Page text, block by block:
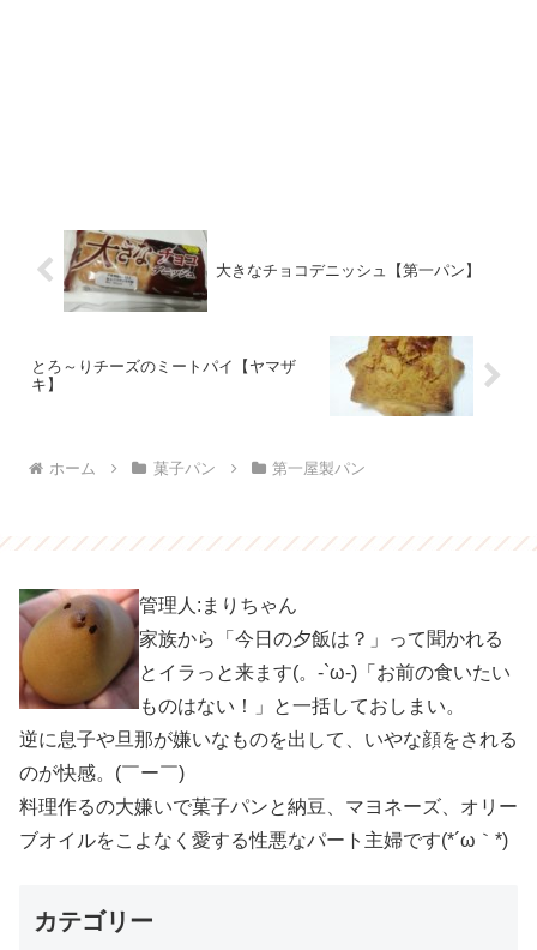
大きなチョコデニッシュ【第一パン】
とろ～りチーズのミートパイ【ヤマザ
キ】
ホーム 菓子パン 第一屋製パン
管理人:まりちゃん
家族から「今日の夕飯は？」って聞かれる
とイラっと来ます(。-`ω-)「お前の食いたい
ものはない！」と一括しておしまい。
逆に息子や旦那が嫌いなものを出して、いやな顔をされる
のが快感。(￣ー￣)
料理作るの大嫌いで菓子パンと納豆、マヨネーズ、オリー
ブオイルをこよなく愛する性悪なパート主婦です(*´ω｀*)
カテゴリー